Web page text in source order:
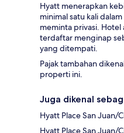
Hyatt menerapkan
minimal satu kali
meminta privasi.
terdaftar menginap
yang ditempati.
Pajak tambahan
properti ini.
Juga dikenal
Hyatt Place San Juan/
Hyatt Place San Juan/